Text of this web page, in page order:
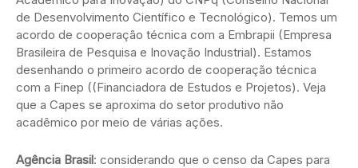
de Desenvolvimento Científico e Tecnológico). Temos um
acordo de cooperação técnica com a Embrapii (Empresa
Brasileira de Pesquisa e Inovação Industrial). Estamos
desenhando o primeiro acordo de cooperação técnica
com a Finep ((Financiadora de Estudos e Projetos). Veja
que a Capes se aproxima do setor produtivo não
acadêmico por meio de várias ações.
Agência Brasil: considerando que o censo da Capes para